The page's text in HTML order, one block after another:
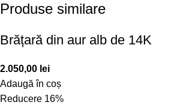
Produse similare
Brățară din aur alb de 14K
2.050,00 lei
Adaugă în coș
Reducere 16%